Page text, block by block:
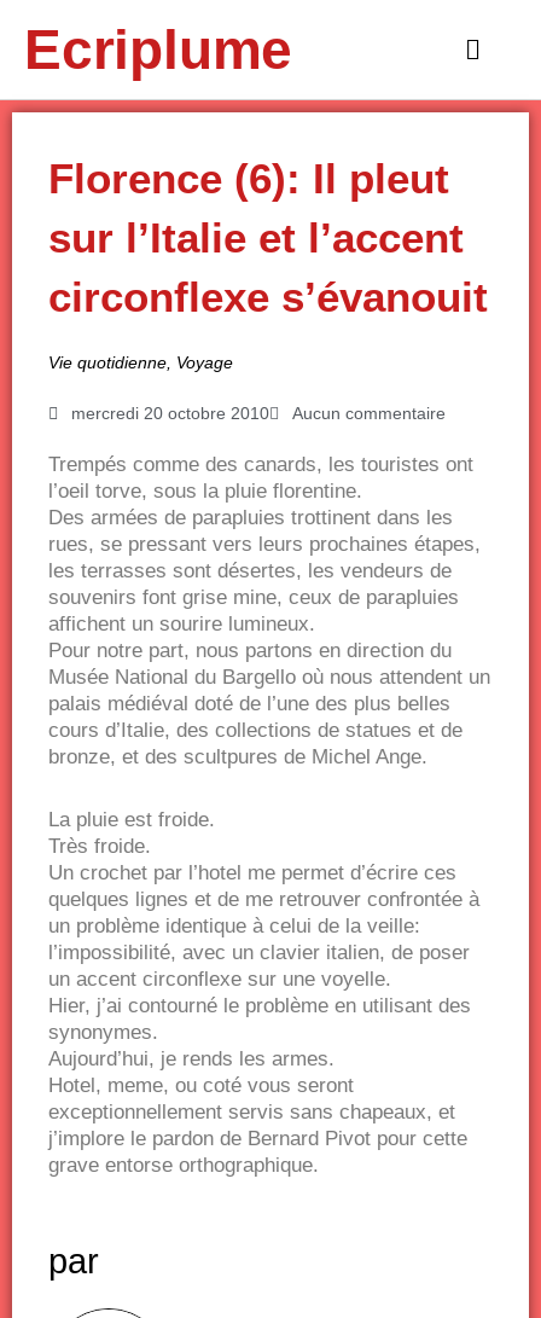
contenuEcriplume
Main
Florence (6): Il pleut
sur l’Italie et l’accent
circonflexe s’évanouit
Vie quotidienne, Voyage
mercredi 20 octobre 2010 Aucun commentaire
Trempés comme des canards, les touristes ont
l’oeil torve, sous la pluie florentine.
Des armées de parapluies trottinent dans les
rues, se pressant vers leurs prochaines étapes,
les terrasses sont désertes, les vendeurs de
souvenirs font grise mine, ceux de parapluies
affichent un sourire lumineux.
Pour notre part, nous partons en direction du
Musée National du Bargello où nous attendent un
palais médiéval doté de l’une des plus belles
cours d’Italie, des collections de statues et de
bronze, et des scultpures de Michel Ange.
La pluie est froide.
Très froide.
Un crochet par l’hotel me permet d’écrire ces
quelques lignes et de me retrouver confrontée à
un problème identique à celui de la veille:
l’impossibilité, avec un clavier italien, de poser
un accent circonflexe sur une voyelle.
Hier, j’ai contourné le problème en utilisant des
synonymes.
Aujourd’hui, je rends les armes.
Hotel, meme, ou coté vous seront
exceptionnellement servis sans chapeaux, et
j’implore le pardon de Bernard Pivot pour cette
grave entorse orthographique.
par